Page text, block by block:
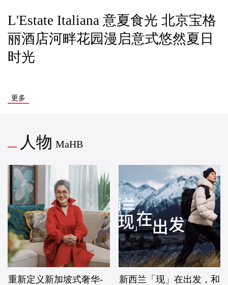
L'Estate Italiana 意夏食光 北京宝格
丽酒店河畔花园漫启意式悠然夏日
时光
更多
人物 MaHB
重新定义新加坡式奢华-
新西兰「现」在出发，和